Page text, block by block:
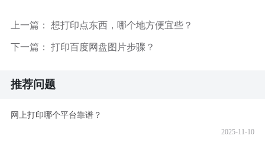
上一篇： 想打印点东西，哪个地方便宜些？
下一篇： 打印百度网盘图片步骤？
推荐问题
网上打印哪个平台靠谱？
2025-11-10